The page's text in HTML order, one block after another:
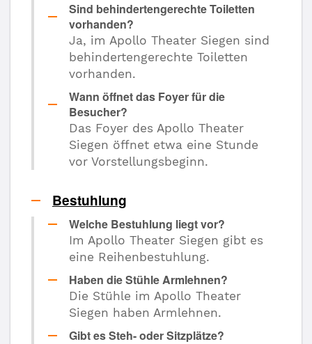
Sind behindertengerechte Toiletten
vorhanden?
Ja, im Apollo Theater Siegen sind
behindertengerechte Toiletten
vorhanden.
Wann öffnet das Foyer für die
Besucher?
Das Foyer des Apollo Theater
Siegen öffnet etwa eine Stunde
vor Vorstellungsbeginn.
Bestuhlung
Welche Bestuhlung liegt vor?
Im Apollo Theater Siegen gibt es
eine Reihenbestuhlung.
Haben die Stühle Armlehnen?
Die Stühle im Apollo Theater
Siegen haben Armlehnen.
Gibt es Steh- oder Sitzplätze?